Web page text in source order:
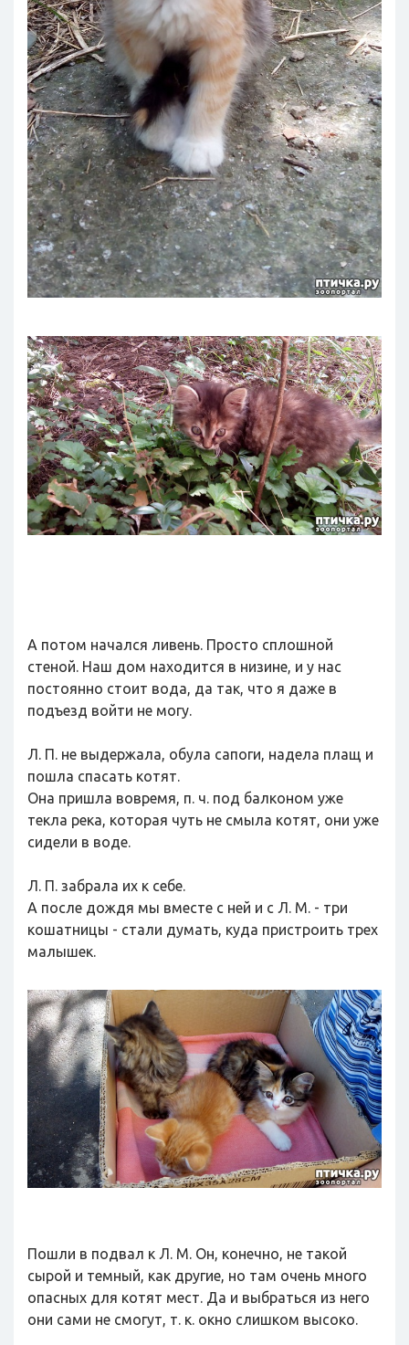
А потом начался ливень. Просто сплошной
стеной. Наш дом находится в низине, и у нас
постоянно стоит вода, да так, что я даже в
подъезд войти не могу.
Л. П. не выдержала, обула сапоги, надела плащ и
пошла спасать котят.
Она пришла вовремя, п. ч. под балконом уже
текла река, которая чуть не смыла котят, они уже
сидели в воде.
Л. П. забрала их к себе.
А после дождя мы вместе с ней и с Л. М. - три
кошатницы - стали думать, куда пристроить трех
малышек.
Пошли в подвал к Л. М. Он, конечно, не такой
сырой и темный, как другие, но там очень много
опасных для котят мест. Да и выбраться из него
они сами не смогут, т. к. окно слишком высоко.